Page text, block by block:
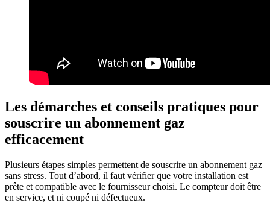
Les démarches et conseils pratiques pour
souscrire un abonnement gaz
efficacement
Plusieurs étapes simples permettent de souscrire un abonnement gaz
sans stress. Tout d’abord, il faut vérifier que votre installation est
prête et compatible avec le fournisseur choisi. Le compteur doit être
en service, et ni coupé ni défectueux.